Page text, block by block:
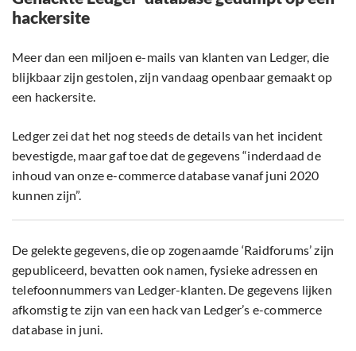
hackersite
Meer dan een miljoen e-mails van klanten van Ledger, die
blijkbaar zijn gestolen, zijn vandaag openbaar gemaakt op
een hackersite.
Ledger zei dat het nog steeds de details van het incident
bevestigde, maar gaf toe dat de gegevens “inderdaad de
inhoud van onze e-commerce database vanaf juni 2020
kunnen zijn”.
De gelekte gegevens, die op zogenaamde ‘Raidforums’ zijn
gepubliceerd, bevatten ook namen, fysieke adressen en
telefoonnummers van Ledger-klanten. De gegevens lijken
afkomstig te zijn van een hack van Ledger’s e-commerce
database in juni.